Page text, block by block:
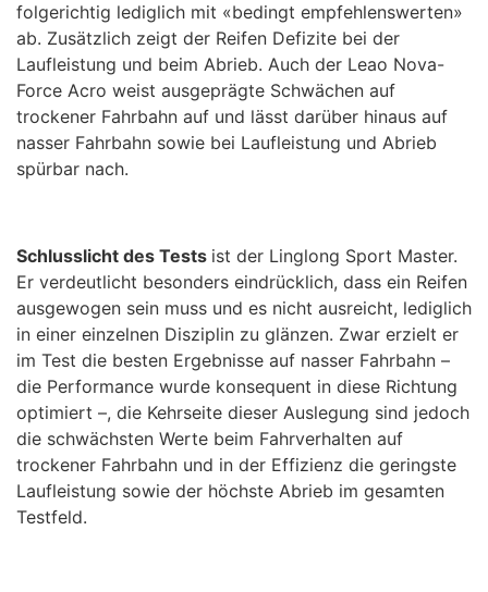
folgerichtig lediglich mit «bedingt empfehlenswerten»
ab. Zusätzlich zeigt der Reifen Defizite bei der
Laufleistung und beim Abrieb. Auch der Leao Nova-
Force Acro weist ausgeprägte Schwächen auf
trockener Fahrbahn auf und lässt darüber hinaus auf
nasser Fahrbahn sowie bei Laufleistung und Abrieb
spürbar nach.
Schlusslicht des Tests ist der Linglong Sport Master.
Er verdeutlicht besonders eindrücklich, dass ein Reifen
ausgewogen sein muss und es nicht ausreicht, lediglich
in einer einzelnen Disziplin zu glänzen. Zwar erzielt er
im Test die besten Ergebnisse auf nasser Fahrbahn –
die Performance wurde konsequent in diese Richtung
optimiert –, die Kehrseite dieser Auslegung sind jedoch
die schwächsten Werte beim Fahrverhalten auf
trockener Fahrbahn und in der Effizienz die geringste
Laufleistung sowie der höchste Abrieb im gesamten
Testfeld.